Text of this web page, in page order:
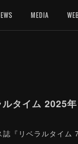
MEDIA
ルタイム 2025
『リベラルタイム